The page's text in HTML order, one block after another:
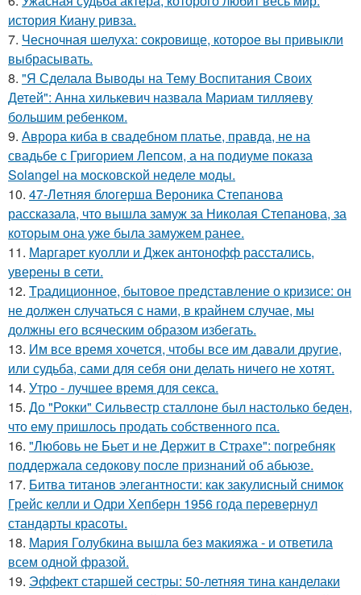
история Киану ривза.
7. Чесночная шелуха: сокровище, которое вы привыкли
выбрасывать.
8. "Я Сделала Выводы на Тему Воспитания Своих
Детей": Анна хилькевич назвала Мариам тилляеву
большим ребенком.
9. Аврора киба в свадебном платье, правда, не на
свадьбе с Григорием Лепсом, а на подиуме показа
Solangel на московской неделе моды.
10. 47-Лeтняя блoгерша Вероника Степанова
рассказала, что вышла замуж за Николая Степанова, за
которым она уже была замужем ранее.
11. Маргарет куолли и Джек антонофф расстались,
уверены в сети.
12. Tpадиционное, бытовое представление о кризисе: он
не должен случаться с нами, в крайнем случае, мы
должны его всяческим образом избегать.
13. Им все время хочется, чтобы все им давали другие,
или судьба, сами для себя они делать ничего не хотят.
14. Утро - лучшее время для секса.
15. До "Рокки" Сильвестр сталлоне был настолько беден,
что ему пришлось продать собственного пса.
16. "Любовь не Бьет и не Держит в Страхе": погребняк
поддержала седокову после признаний об абьюзе.
17. Битва титанов элегантности: как закулисный снимок
Грейс келли и Одри Хепберн 1956 года перевернул
стандарты красоты.
18. Мария Голубкина вышла без макияжа - и ответила
всем одной фразой.
19. Эффект старшей сестры: 50-летняя тина канделаки